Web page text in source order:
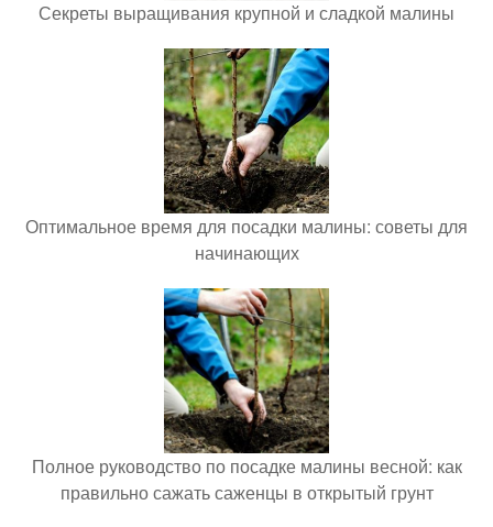
Секреты выращивания крупной и сладкой малины
Оптимальное время для посадки малины: советы для
начинающих
Полное руководство по посадке малины весной: как
правильно сажать саженцы в открытый грунт